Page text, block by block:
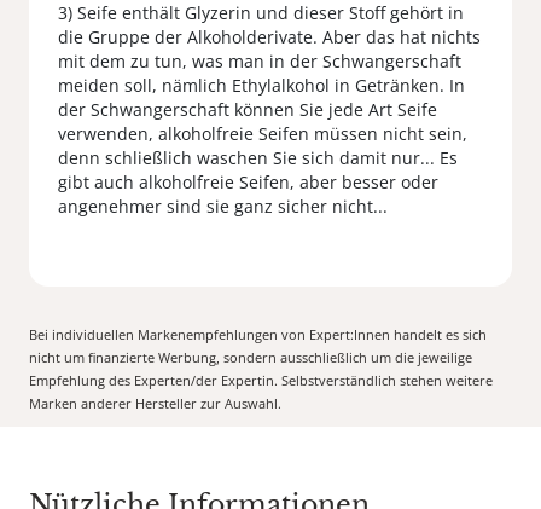
3) Seife enthält Glyzerin und dieser Stoff gehört in
die Gruppe der Alkoholderivate. Aber das hat nichts
mit dem zu tun, was man in der Schwangerschaft
meiden soll, nämlich Ethylalkohol in Getränken. In
der Schwangerschaft können Sie jede Art Seife
verwenden, alkoholfreie Seifen müssen nicht sein,
denn schließlich waschen Sie sich damit nur... Es
gibt auch alkoholfreie Seifen, aber besser oder
angenehmer sind sie ganz sicher nicht...
Bei individuellen Markenempfehlungen von Expert:Innen handelt es sich
nicht um finanzierte Werbung, sondern ausschließlich um die jeweilige
Empfehlung des Experten/der Expertin. Selbstverständlich stehen weitere
Marken anderer Hersteller zur Auswahl.